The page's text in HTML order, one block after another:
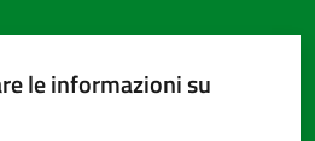
le informazioni su